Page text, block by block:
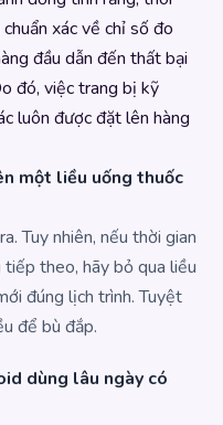
xác về chỉ số đo
đầu dẫn đến thất bại
đó, việc trang bị kỹ
luôn được đặt lên hàng
một liều uống thuốc
Tuy nhiên, nếu thời gian
theo, hãy bỏ qua liều
đúng lịch trình. Tuyệt
để bù đắp.
dùng lâu ngày có